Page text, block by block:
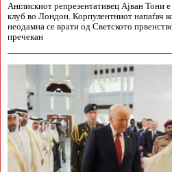
Англискиот репрезентативец Ајван Тони
клуб во Лондон. Корпулентниот напаѓач
неодамна се врати од Светското
пречекан